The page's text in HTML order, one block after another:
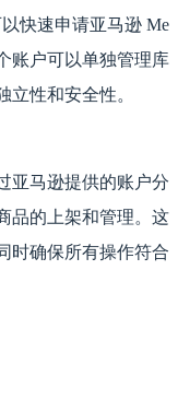
快速申请亚马逊 Me
账户可以单独管理库
性和安全性。
亚马逊提供的账户分
品的上架和管理。这
时确保所有操作符合